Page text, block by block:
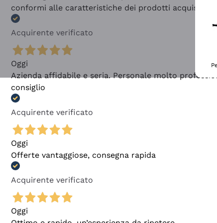
conformi alle caratteristiche dei prodotti acquistati
Acquirente verificato
Oggi
Azienda affidabile e seria. Personale molto
consiglio
Acquirente verificato
Oggi
Offerte vantaggiose, consegna rapida
Acquirente verificato
Oggi